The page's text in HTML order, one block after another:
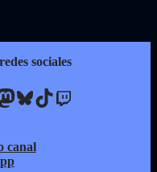
sociales
Bluesky TikTok Twitch
canal